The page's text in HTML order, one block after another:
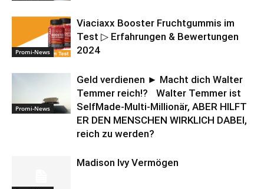
Promi-News
Viaciaxx Booster Fruchtgummis im
Test ▷ Erfahrungen & Bewertungen
2024
Promi-News
Geld verdienen ► Macht dich Walter
Temmer reich!? Walter Temmer ist
SelfMade-Multi-Millionär, ABER HILFT
ER DEN MENSCHEN WIRKLICH DABEI,
reich zu werden?
Madison Ivy Vermögen